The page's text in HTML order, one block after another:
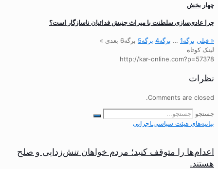
چهار بخش
چرا عادی‌سازی سلطنت با میراث جنبش فدائیان ناسازگار است؟
« قبلی برگه1
… برگه4 برگه5 برگه6 بعدی »
لینک کوتاه
http://kar-online.com?p=57378
نظرات
Comments are closed.
جستجو
بیانیه‌های هیئت‌ سیاسی‌ـ‌اجرایی
اعدام‌ها را متوقف کنید؛ مردم خواهان تنش‌زدایی و صلح
هستند.